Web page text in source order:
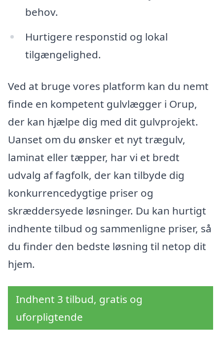
behov.
Hurtigere responstid og lokal
tilgængelighed.
Ved at bruge vores platform kan du nemt
finde en kompetent gulvlægger i Orup,
der kan hjælpe dig med dit gulvprojekt.
Uanset om du ønsker et nyt trægulv,
laminat eller tæpper, har vi et bredt
udvalg af fagfolk, der kan tilbyde dig
konkurrencedygtige priser og
skræddersyede løsninger. Du kan hurtigt
indhente tilbud og sammenligne priser, så
du finder den bedste løsning til netop dit
hjem.
Indhent 3 tilbud, gratis og
uforpligtende